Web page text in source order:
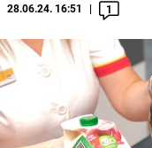
28.06.24. 16:51 1